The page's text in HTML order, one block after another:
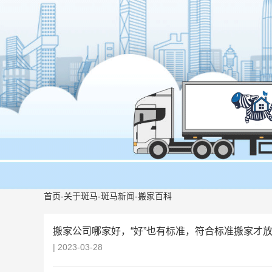
首页-关于斑马-斑马新闻-搬家百科
搬家公司哪家好，“好”也有标准，符合标准搬家才
| 2023-03-28